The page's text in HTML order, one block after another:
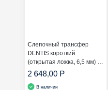
Слепочный трансфер
DENTIS короткий
(открытая ложка, 6,5 мм) с
шестигранником
2 648,00 Р
В наличии